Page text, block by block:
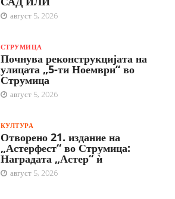
август 5, 2026
СТРУМИЦА
Почнува реконструкцијата на
улицата „5-ти Ноември“ во
Струмица
август 5, 2026
КУЛТУРА
Отворено 21. издание на
„Астерфест“ во Струмица:
Наградата „Астер“ ѝ
август 5, 2026